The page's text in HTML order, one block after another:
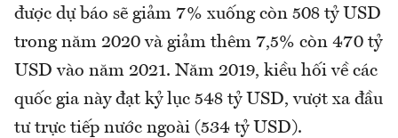
được dự báo sẽ giảm 7% xuống còn 508 tỷ USD
trong năm 2020 và giảm thêm 7,5% còn 470 tỷ
USD vào năm 2021. Năm 2019, kiều hối về các
quốc gia này đạt kỷ lục 548 tỷ USD, vượt xa đầu
tư trực tiếp nước ngoài (534 tỷ USD).